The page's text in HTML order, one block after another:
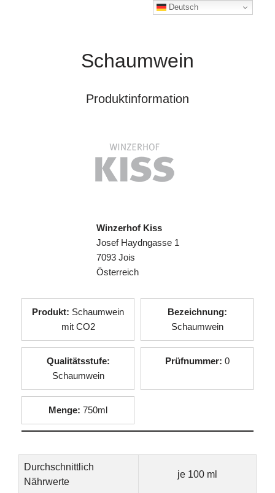
Schaumwein
Produktinformation
Winzerhof Kiss
Josef Haydngasse 1
7093 Jois
Österreich
Produkt: Schaumwein
mit CO2
Bezeichnung:
Schaumwein
Qualitätsstufe:
Schaumwein
Prüfnummer: 0
Menge: 750ml
Durchschnittlich
Nährwerte
je 100 ml
Deutsch